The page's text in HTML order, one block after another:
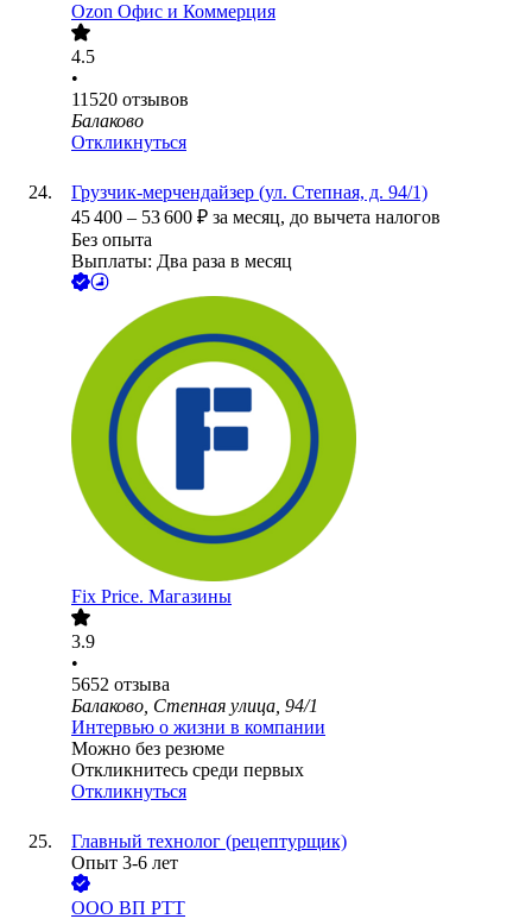
Ozon Офис и Коммерция
4.5
•
11520 отзывов
Балаково
Откликнуться
Грузчик-мерчендайзер (ул. Степная, д. 94/1)
45 400 – 53 600 ₽ за месяц, до вычета налогов
Без опыта
Выплаты: Два раза в месяц
Fix Price. Магазины
3.9
•
5652 отзыва
Балаково, Степная улица, 94/1
Интервью о жизни в компании
Можно без резюме
Откликнитесь среди первых
Откликнуться
Главный технолог (рецептурщик)
Опыт 3-6 лет
ООО ВП РТТ